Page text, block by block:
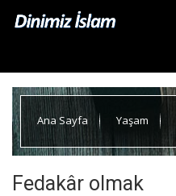
Ana Sayfa Yaşam
Fedakâr olmak